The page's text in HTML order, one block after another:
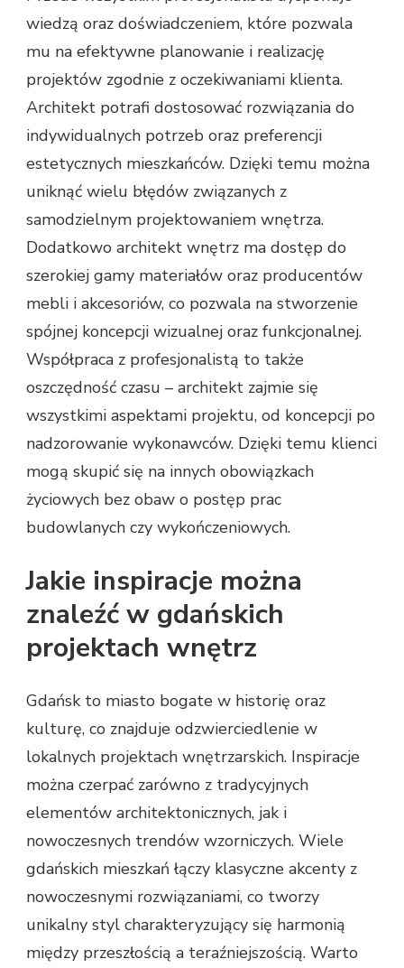
wiedzą oraz doświadczeniem, które pozwala
mu na efektywne planowanie i realizację
projektów zgodnie z oczekiwaniami klienta.
Architekt potrafi dostosować rozwiązania do
indywidualnych potrzeb oraz preferencji
estetycznych mieszkańców. Dzięki temu można
uniknąć wielu błędów związanych z
samodzielnym projektowaniem wnętrza.
Dodatkowo architekt wnętrz ma dostęp do
szerokiej gamy materiałów oraz producentów
mebli i akcesoriów, co pozwala na stworzenie
spójnej koncepcji wizualnej oraz funkcjonalnej.
Współpraca z profesjonalistą to także
oszczędność czasu – architekt zajmie się
wszystkimi aspektami projektu, od koncepcji po
nadzorowanie wykonawców. Dzięki temu klienci
mogą skupić się na innych obowiązkach
życiowych bez obaw o postęp prac
budowlanych czy wykończeniowych.
Jakie inspiracje można
znaleźć w gdańskich
projektach wnętrz
Gdańsk to miasto bogate w historię oraz
kulturę, co znajduje odzwierciedlenie w
lokalnych projektach wnętrzarskich. Inspiracje
można czerpać zarówno z tradycyjnych
elementów architektonicznych, jak i
nowoczesnych trendów wzorniczych. Wiele
gdańskich mieszkań łączy klasyczne akcenty z
nowoczesnymi rozwiązaniami, co tworzy
unikalny styl charakteryzujący się harmonią
między przeszłością a teraźniejszością. Warto